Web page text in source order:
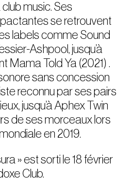
music. Ses
se retrouvent
labels comme Sound
Ashpool, jusqu’à
Mama Told Ya (2021) .
sans concession
reconnu par ses pairs
jusqu’à Aphex Twin
de ses morceaux lors
en 2019.
» est sorti le 18 février
Club.